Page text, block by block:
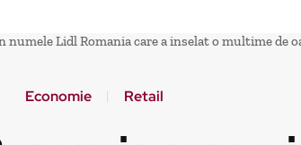
numele Lidl Romania care a inselat o multime de
Economie Retail